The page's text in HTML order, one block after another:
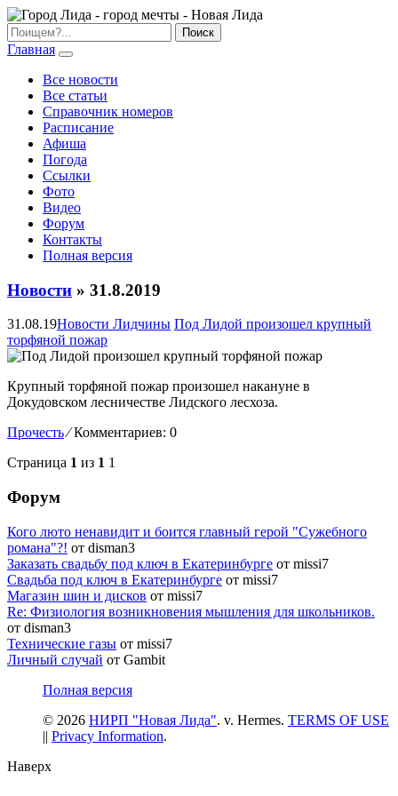
Главная
Все новости
Все статьи
Справочник номеров
Расписание
Афиша
Погода
Ссылки
Фото
Видео
Форум
Контакты
Полная версия
Новости » 31.8.2019
31.08.19Новости Лидчины Под Лидой произошел крупный
торфяной пожар
Крупный торфяной пожар произошел накануне в
Докудовском лесничестве Лидского лесхоза.
Прочесть ⁄Комментариев: 0
Страница 1 из 1 1
Форум
Кого люто ненавидит и боится главный герой "Сужебного
романа"?! от disman3
Заказать свадьбу под ключ в Екатеринбурге от missi7
Cвадьба под ключ в Екатеринбурге от missi7
Магазин шин и дисков от missi7
Re: Физиология возникновения мышления для школьников.
от disman3
Технические газы от missi7
Личный случай от Gambit
Полная версия
© 2026 НИРП "Новая Лида". v. Hermes. TERMS OF USE
|| Privacy Information.
Наверх